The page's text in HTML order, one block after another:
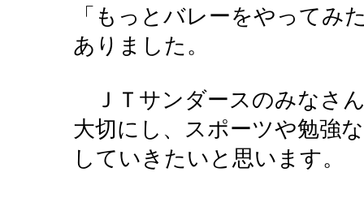
「もっとバレーをやってみ
ありました。
ＪＴサンダースのみなさ
大切にし、スポーツや勉強
していきたいと思います。